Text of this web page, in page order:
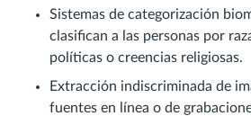
Sistemas de categorización
clasifican a las personas por
políticas o creencias religiosas.
Extracción indiscriminada de
fuentes en línea o de